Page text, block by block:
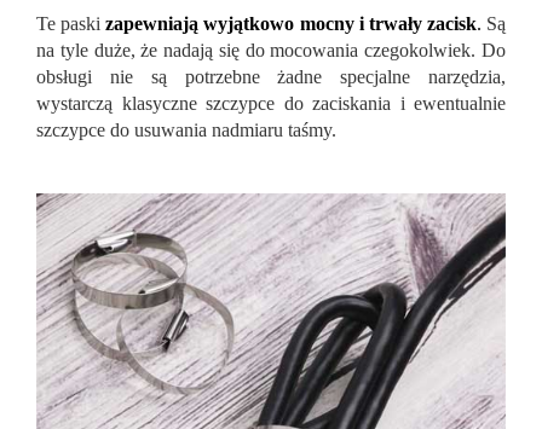
Te paskizapewniają wyjątkowo mocny i trwały zacisk. Są
na tyle duże, że nadają się do mocowania czegokolwiek. Do
obsługi nie są potrzebne żadne specjalne narzędzia,
wystarczą klasyczne szczypce do zaciskania i ewentualnie
szczypce do usuwania nadmiaru taśmy.